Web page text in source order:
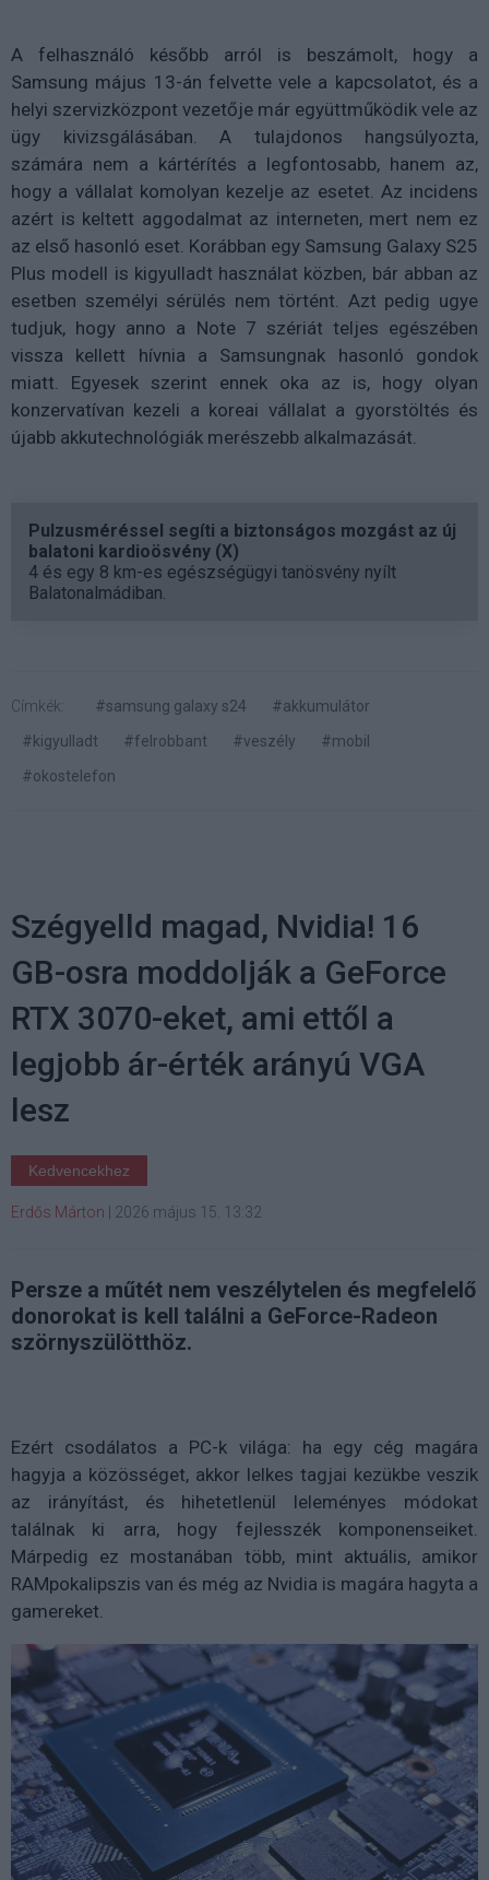
A felhasználó később arról is beszámolt, hogy a
Samsung május 13-án felvette vele a kapcsolatot, és a
helyi szervizközpont vezetője már együttműködik vele az
ügy kivizsgálásában. A tulajdonos hangsúlyozta,
számára nem a kártérítés a legfontosabb, hanem az,
hogy a vállalat komolyan kezelje az esetet. Az incidens
azért is keltett aggodalmat az interneten, mert nem ez
az első hasonló eset. Korábban egy Samsung Galaxy S25
Plus modell is kigyulladt használat közben, bár abban az
esetben személyi sérülés nem történt. Azt pedig ugye
tudjuk, hogy anno a Note 7 szériát teljes egészében
vissza kellett hívnia a Samsungnak hasonló gondok
miatt. Egyesek szerint ennek oka az is, hogy olyan
konzervatívan kezeli a koreai vállalat a gyorstöltés és
újabb akkutechnológiák merészebb alkalmazását.
Pulzusméréssel segíti a biztonságos mozgást az új
balatoni kardioösvény (X)
4 és egy 8 km-es egészségügyi tanösvény nyílt
Balatonalmádiban.
Címkék: #samsung galaxy s24
#akkumulátor
#kigyulladt
#felrobbant #veszély
#mobil
#okostelefon
Szégyelld magad, Nvidia! 16
GB-osra moddolják a GeForce
RTX 3070-eket, ami ettől a
legjobb ár-érték arányú VGA
lesz
Kedvencekhez
Erdős Márton 2026 május 15. 13:32
Persze a műtét nem veszélytelen és megfelelő
donorokat is kell találni a GeForce-Radeon
szörnyszülötthöz.
Ezért csodálatos a PC-k világa: ha egy cég magára
hagyja a közösséget, akkor lelkes tagjai kezükbe veszik
az irányítást, és hihetetlenül leleményes módokat
találnak ki arra, hogy fejlesszék komponenseiket.
Márpedig ez mostanában több, mint aktuális, amikor
RAMpokalipszis van és még az Nvidia is magára hagyta a
gamereket.